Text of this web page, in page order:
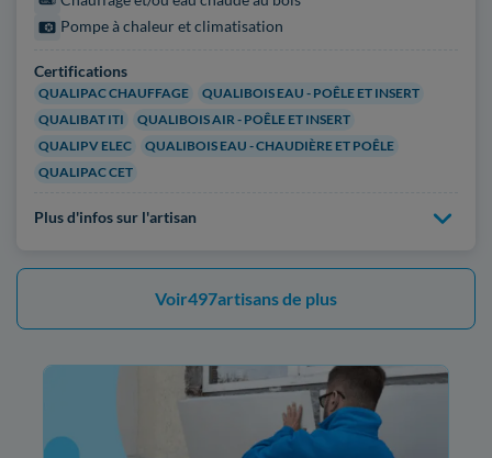
Pompe à chaleur et climatisation
Certifications
QUALIPAC CHAUFFAGE
QUALIBOIS EAU - POÊLE ET INSERT
QUALIBAT ITI
QUALIBOIS AIR - POÊLE ET INSERT
QUALIPV ELEC
QUALIBOIS EAU - CHAUDIÈRE ET POÊLE
QUALIPAC CET
Plus d'infos sur l'artisan
Voir497artisans de plus